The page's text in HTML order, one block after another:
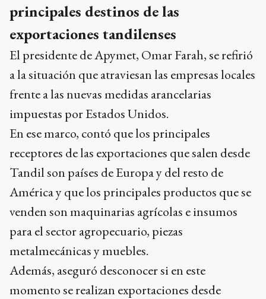
principales destinos de las
exportaciones tandilenses
El presidente de Apymet, Omar Farah, se refirió
a la situación que atraviesan las empresas locales
frente a las nuevas medidas arancelarias
impuestas por Estados Unidos.
En ese marco, contó que los principales
receptores de las exportaciones que salen desde
Tandil son países de Europa y del resto de
América y que los principales productos que se
venden son maquinarias agrícolas e insumos
para el sector agropecuario, piezas
metalmecánicas y muebles.
Además, aseguró desconocer si en este
momento se realizan exportaciones desde